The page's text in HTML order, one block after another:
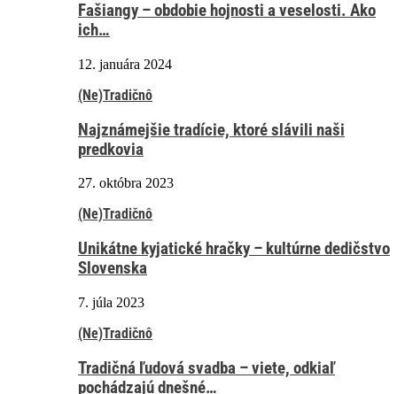
Fašiangy – obdobie hojnosti a veselosti. Ako
ich…
12. januára 2024
(Ne)Tradičnô
Najznámejšie tradície, ktoré slávili naši
predkovia
27. októbra 2023
(Ne)Tradičnô
Unikátne kyjatické hračky – kultúrne dedičstvo
Slovenska
7. júla 2023
(Ne)Tradičnô
Tradičná ľudová svadba – viete, odkiaľ
pochádzajú dnešné…